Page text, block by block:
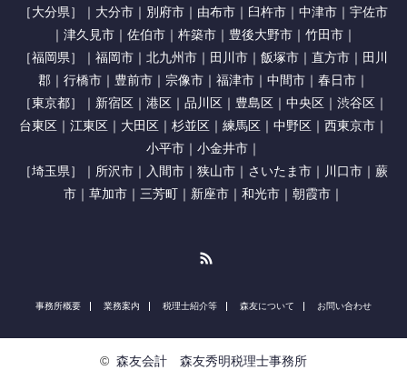
［大分県］｜大分市｜別府市｜由布市｜臼杵市｜中津市｜宇佐市
｜津久見市｜佐伯市｜杵築市｜豊後大野市｜竹田市｜
［福岡県］｜福岡市｜北九州市｜田川市｜飯塚市｜直方市｜田川
郡｜行橋市｜豊前市｜宗像市｜福津市｜中間市｜春日市｜
［東京都］｜新宿区｜港区｜品川区｜豊島区｜中央区｜渋谷区｜
台東区｜江東区｜大田区｜杉並区｜練馬区｜中野区｜西東京市｜
小平市｜小金井市｜
［埼玉県］｜所沢市｜入間市｜狭山市｜さいたま市｜川口市｜蕨
市｜草加市｜三芳町｜新座市｜和光市｜朝霞市｜
事務所概要 業務案内 税理士紹介等 森友について お問い合わせ
© 森友会計 森友秀明税理士事務所